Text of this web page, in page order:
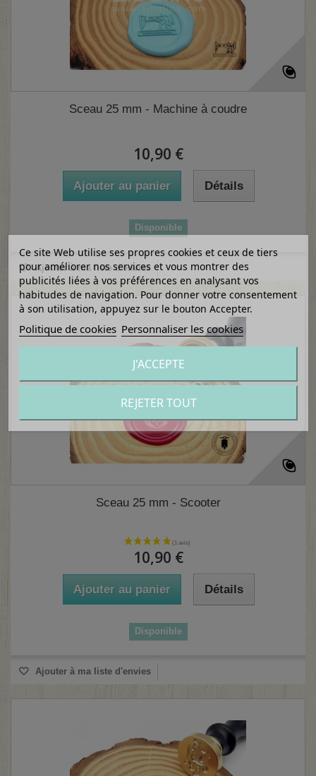
Sceau 25 mm - Machine à coudre
10,90 €
Ajouter au panier Détails
Disponible
Ajouter à ma liste d'envies
Sceau 25 mm - Scooter
10,90 €
Ajouter au panier Détails
Disponible
Ajouter à ma liste d'envies
Ce site Web utilise ses propres cookies et ceux de tiers
pour améliorer nos services et vous montrer des
publicités liées à vos préférences en analysant vos
habitudes de navigation. Pour donner votre consentement
à son utilisation, appuyez sur le bouton Accepter.
Politique de cookies Personnaliser les cookies
REJETER TOUT
J'ACCEPTE